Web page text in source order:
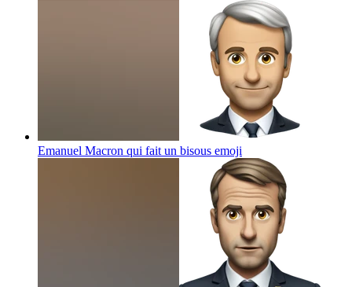
Emanuel Macron qui fait un bisous emoji